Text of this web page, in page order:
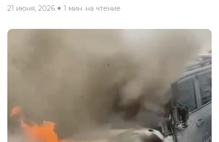
21 июня, 2026 1 мин. на чтение